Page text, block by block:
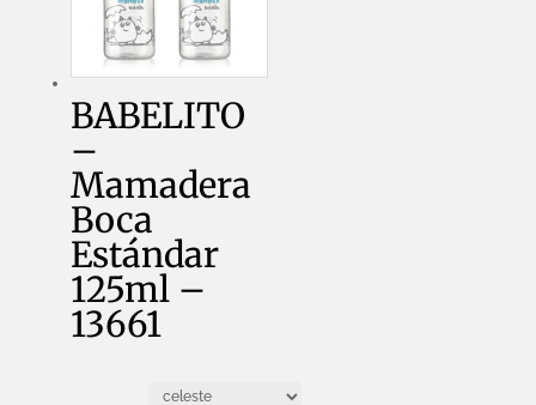
BABELITO
–
Mamadera
Boca
Estándar
125ml –
13661